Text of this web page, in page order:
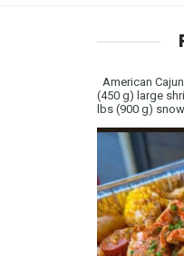
American
(450 g) large
lbs (900 g)